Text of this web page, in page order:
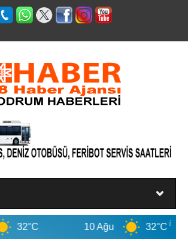
10 Ağu 32°C 11 Ağu